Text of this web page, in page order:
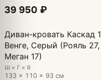
39 950 ₽
Диван-кровать Каскад 1
Венге, Серый (Рояль 27,
Меган 17)
Ш × Г × В
133 × 110 × 93 см